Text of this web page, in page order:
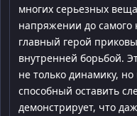
многих серьезных
напряжении до самого
главный герой
внутренней борьбой.
не только динамику,
способный оставить
демонстрирует, что